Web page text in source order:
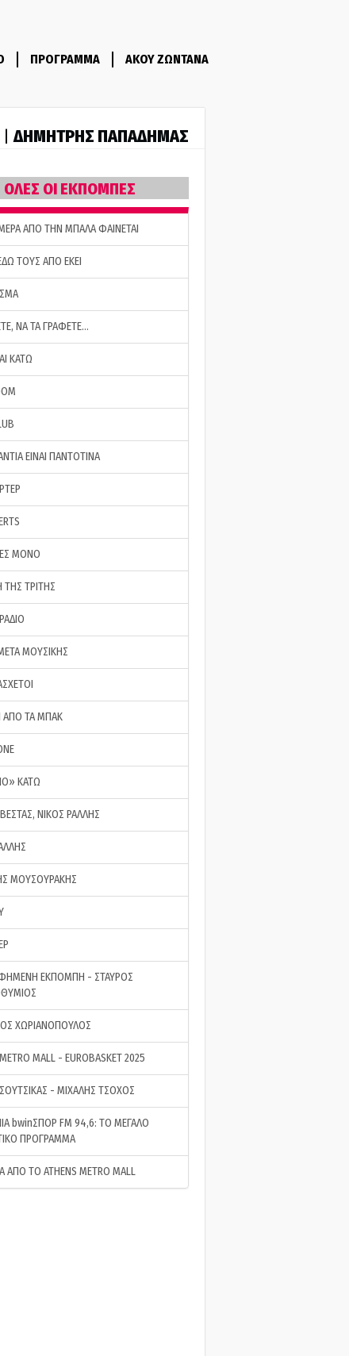
ΠΡΟΓΡΑΜΜΑ ΑΚΟΥ ΖΩΝΤΑΝΑ
|ΔΗΜΗΤΡΗΣ ΠΑΠΑΔΗΜΑΣ
ΟΛΕΣ ΟΙ ΕΚΠΟΜΠΕΣ
ΑΠΟ ΤΗΝ ΜΠΑΛΑ ΦΑΙΝΕΤΑΙ
ΤΟΥΣ ΑΠΟ ΕΚΕΙ
ΝΑ ΤΑ ΓΡΑΦΕΤΕ…
ΚΑΤΩ
ΕΙΝΑΙ ΠΑΝΤΟΤΙΝΑ
ΜΟΝΟ
ΤΡΙΤΗΣ
ΜΟΥΣΙΚΗΣ
ΑΠΟ ΤΑ ΜΠΑΚ
ΚΑΤΩ
ΝΙΚΟΣ ΡΑΛΛΗΣ
ΜΟΥΣΟΥΡΑΚΗΣ
ΕΚΠΟΜΠΗ - ΣΤΑΥΡΟΣ
ΧΩΡΙΑΝΟΠΟΥΛΟΣ
MALL - EUROBASKET 2025
- ΜΙΧΑΛΗΣ ΤΣΟΧΟΣ
bwinΣΠΟΡ FM 94,6: ΤΟ ΜΕΓΑΛΟ
ΠΡΟΓΡΑΜΜΑ
ΤΟ ATHENS METRO MALL